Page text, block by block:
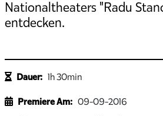
Nationaltheaters "Radu
entdecken.
Dauer: 1h 30min
Premiere Am: 09-09-2016